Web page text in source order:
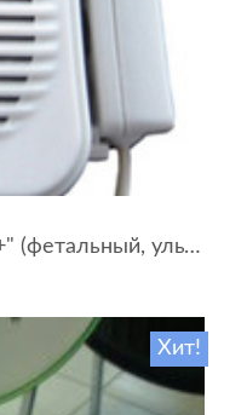
Допплер ЧССП "BF-500++" (фетальный, ультразвуковой)
Хит!